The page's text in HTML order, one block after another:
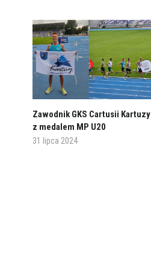
Zawodnik GKS Cartusii Kartuzy
z medalem MP U20
31 lipca 2024